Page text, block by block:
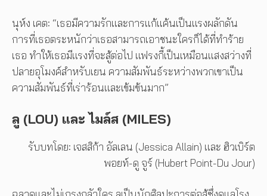
นุห์ง เคต: “เธอมีความรักและการแก้แค้นเป็นแรงผลักดัน
การที่เธอตระหนักว่าเธอสามารถเอาชนะใครก็ได้ที่ทำร้าย
เธอ ทำให้เธอมีแรงที่จะสู้ต่อไป แฟรงกี้เป็นเหมือนแสงสว่างที่
ปลายอุโมงค์สำหรับเยน ความสัมพันธ์ระหว่างพวกเขาเป็น
ความสัมพันธ์ที่เร่าร้อนและเข้มข้นมาก”
ลู (LOU) และ ไมล์ส (MILES)
รับบทโดย: เจสสิก้า อัลเลน (Jessica Allain) และ ฮิวเบิร์ต
พอยท์-ดู จูร์ (Hubert Point-Du Jour)